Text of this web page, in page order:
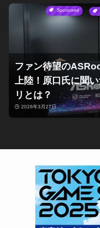
Sponsored
ファン待望の
上陸！原口氏に聞
リとは？
2026年3月27日